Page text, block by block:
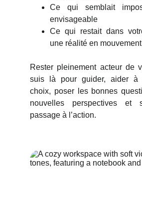
Ce qui semblait
envisageable
Ce qui restait dans
une réalité en mouvement
Rester pleinement acteur de
suis là pour guider, aider à
choix, poser les bonnes
nouvelles perspectives et
passage à l’action.